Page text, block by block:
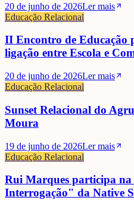
20 de junho de 2026Ler mais
Educação Relacional
II Encontro de Educação
ligação entre Escola e
20 de junho de 2026Ler mais
Educação Relacional
Sunset Relacional do
Moura
19 de junho de 2026Ler mais
Educação Relacional
Rui Marques participa
Interrogação" da Native